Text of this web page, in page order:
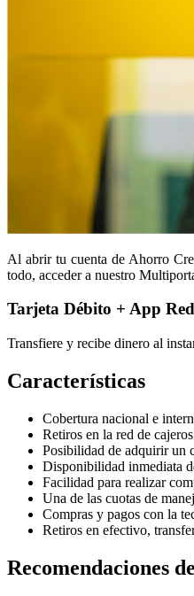
Al abrir tu cuenta de Ahorro
todo, acceder a nuestro
Tarjeta Débito + App
Transfiere y recibe dinero al
Características
Cobertura nacional e
Retiros en la red de
Posibilidad de adquirir un
Disponibilidad inmediata
Facilidad para realizar
Una de las cuotas de
Compras y pagos con la
Retiros en efectivo,
Recomendaciones